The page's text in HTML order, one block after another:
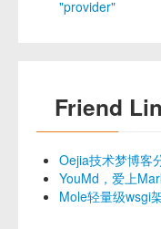
"provider"
Friend
Oejia技术梦博客
YouMd，爱上
Mole轻量级wsgi